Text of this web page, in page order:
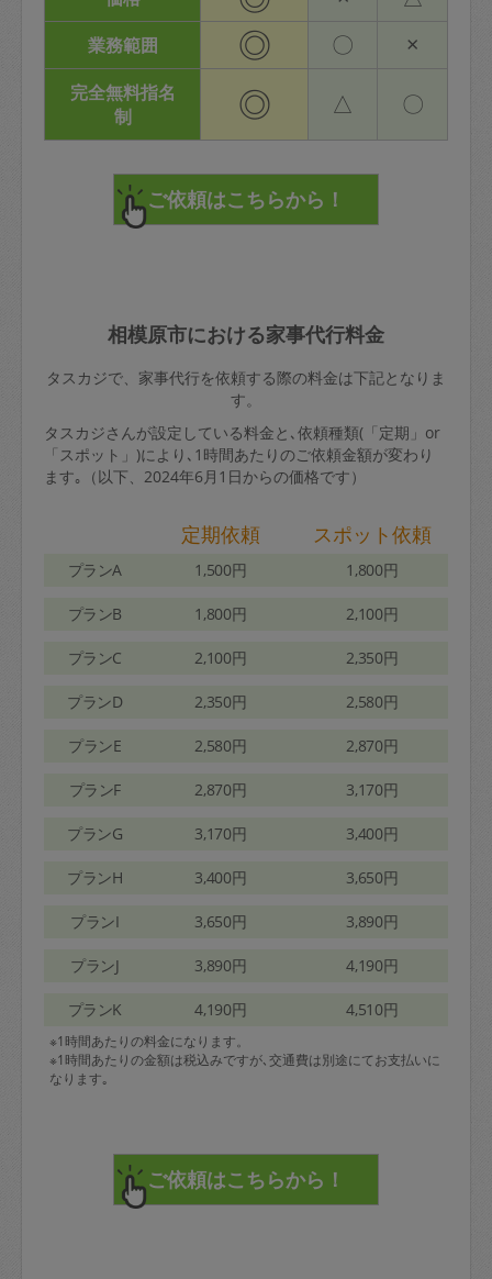
業務範囲 ◎ 〇 ×
完全無料指名
制
◎ △ 〇
相模原市における家事代行料金
タスカジで、家事代行を依頼する際の料金は下記となりま
す。
タスカジさんが設定している料金と､依頼種類(「定期」or
「スポット」)により､1時間あたりのご依頼金額が変わり
ます｡（以下、2024年6月1日からの価格です）
定期依頼 スポット依頼
プランA 1,500円 1,800円
プランB 1,800円 2,100円
プランC 2,100円 2,350円
プランD 2,350円 2,580円
プランE 2,580円 2,870円
プランF 2,870円 3,170円
プランG 3,170円 3,400円
プランH 3,400円 3,650円
プランI 3,650円 3,890円
プランJ 3,890円 4,190円
プランK 4,190円 4,510円
※1時間あたりの料金になります。
※1時間あたりの金額は税込みですが､交通費は別途にてお支払いに
なります｡